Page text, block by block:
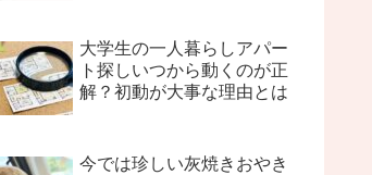
大学生の一人暮らしアパー
ト探しいつから動くのが正
解？初動が大事な理由とは
今では珍しい灰焼きおやき